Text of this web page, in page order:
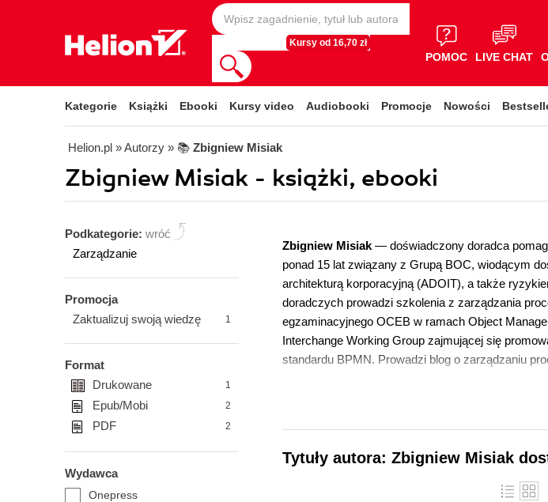
Kursy od 16,70 zł
POMOC LIVE CHAT
Kategorie Książki Ebooki Kursy video Audiobooki Promocje Nowości
Helion.pl » Autorzy » 📚 Zbigniew Misiak
Zbigniew Misiak - książki, ebooki
Podkategorie: wróć
Zarządzanie
Promocja
Zaktualizuj swoją wiedzę
1
Format
Drukowane
1
Epub/Mobi 2
PDF 2
Wydawca
Onepress
Zbigniew Misiak ― doświadczony doradca
ponad 15 lat związany z Grupą BOC, wiodącym
architekturą korporacyjną (ADOIT), a także
doradczych prowadzi szkolenia z zarządzania
egzaminacyjnego OCEB w ramach Object
Interchange Working Group zajmującej się
standardu BPMN. Prowadzi blog o zarządzaniu
Tytuły autora: Zbigniew Misiak